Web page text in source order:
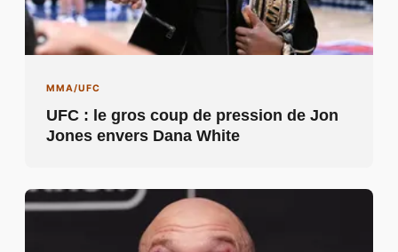
MMA/UFC
UFC : le gros coup de pression de Jon
Jones envers Dana White